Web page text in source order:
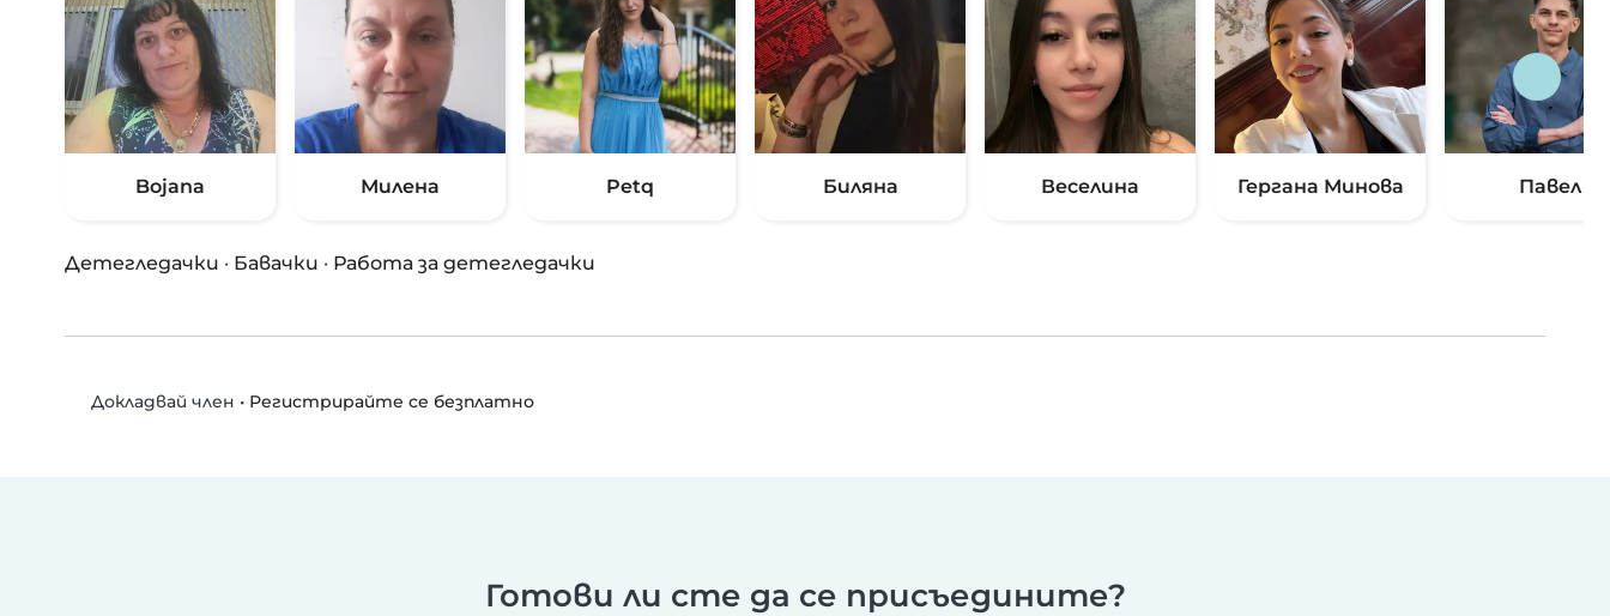
Bojana Милена Petq Биляна Веселина Гергана Минова Павел
Детегледачки · Бавачки · Работа за детегледачки
Докладвай член • Регистрирайте се безплатно
Готови ли сте да се присъедините?